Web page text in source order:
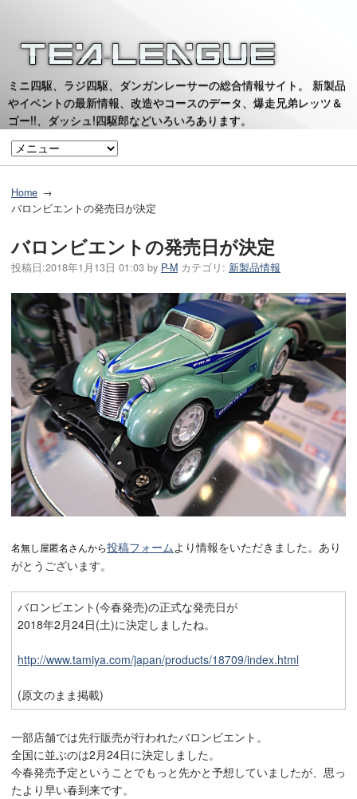
ミニ四駆、ラジ四駆、ダンガンレーサーの総合情報サイト。 新製品
やイベントの最新情報、改造やコースのデータ、爆走兄弟レッツ＆
ゴー!!、ダッシュ!四駆郎などいろいろあります。
Home
バロンビエントの発売日が決定
バロンビエントの発売日が決定
投稿日:2018年1月13日 01:03 by P-M カテゴリ: 新製品情報
名無し屋匿名さんから投稿フォーム より情報をいただきました。あり
がとうございます。
バロンビエント(今春発売)の正式な発売日が
2018年2月24日(土)に決定しましたね。
http://www.tamiya.com/japan/products/18709/index.html
(原文のまま掲載)
一部店舗では先行販売が行われたバロンビエント。
全国に並ぶのは2月24日に決定しました。
今春発売予定ということでもっと先かと予想していましたが、思っ
たより早い春到来です。